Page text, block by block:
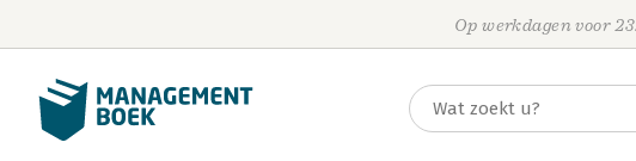
Op werkdagen voor